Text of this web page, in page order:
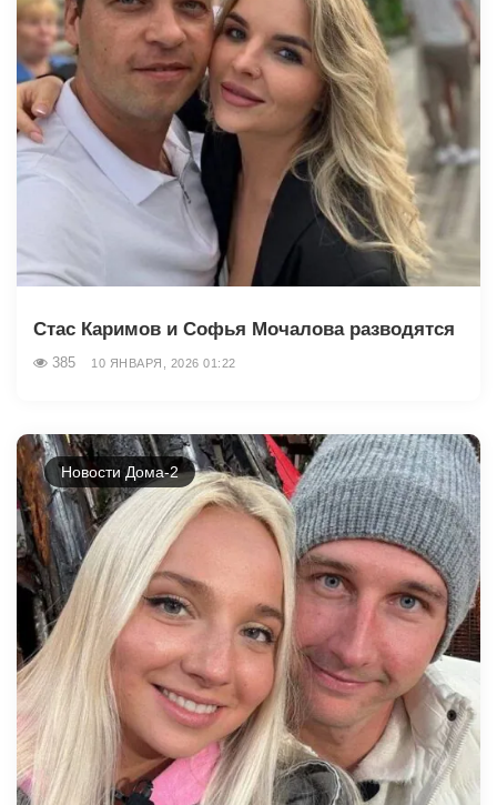
Стас Каримов и Софья Мочалова разводятся
385 10 ЯНВАРЯ, 2026 01:22
Новости Дома-2